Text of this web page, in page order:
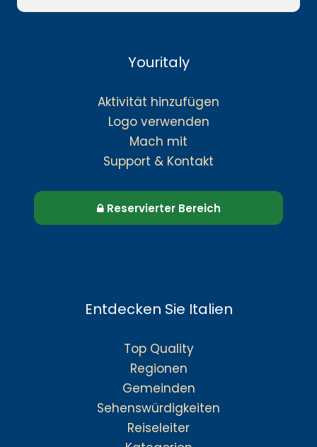
Youritaly
Aktivität hinzufügen
Logo verwenden
Mach mit
Support & Kontakt
Reservierter Bereich
Entdecken Sie Italien
Top Quality
Regionen
Gemeinden
Sehenswürdigkeiten
Reiseleiter